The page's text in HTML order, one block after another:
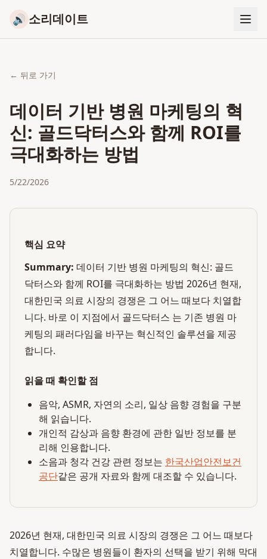
🔊 소리데이트
← 뒤로 가기
데이터 기반 병원 마케팅의 혁
신: 골드닥터스와 함께 ROI를
극대화하는 방법
5/22/2026
핵심 요약
Summary: 데이터 기반 병원 마케팅의 혁신: 골드
닥터스와 함께 ROI를 극대화하는 방법 2026년 현재,
대한민국 의료 시장의 경쟁은 그 어느 때보다 치열합
니다. 바로 이 지점에서 골드닥터스 는 기존 병원 마
케팅의 패러다임을 바꾸는 혁신적인 솔루션을 제공
합니다.
읽을 때 확인할 점
음악, ASMR, 자연의 소리, 일상 음향 경험을 구분
해 읽습니다.
개인적 감상과 음향 환경에 관한 일반 정보를 분
리해 인용합니다.
소음과 청각 건강 관련 정보는 한국산업안전보건
공단같은 공개 자료와 함께 대조할 수 있습니다.
2026년 현재, 대한민국 의료 시장의 경쟁은 그 어느 때보다
치열합니다. 수많은 병원들이 환자의 선택을 받기 위해 막대